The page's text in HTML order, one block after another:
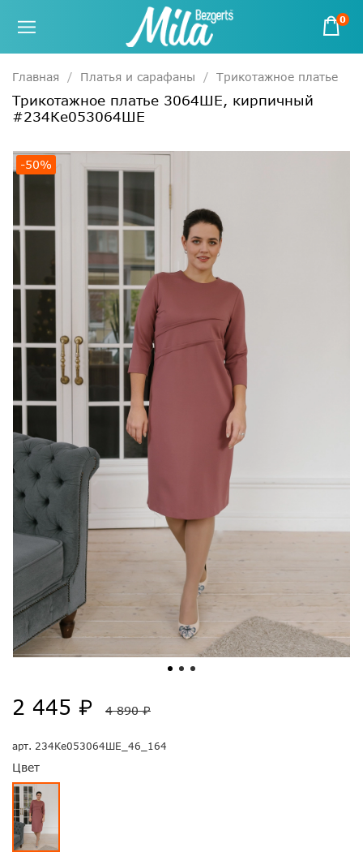
0
Главная Платья и сарафаны Трикотажное платье
Трикотажное платье 3064ШЕ, кирпичный
#234Ке053064ШЕ
-50%
арт. 234Ке053064ШЕ_46_164
Цвет
2 445 ₽ 4 890 ₽